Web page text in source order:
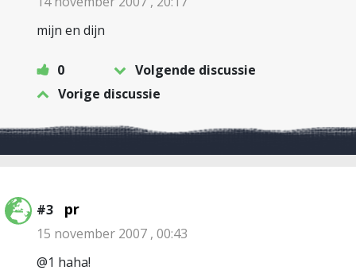
mijn en dijn
0
Volgende discussie
Vorige discussie
#3 pr
15 november 2007 , 00:43
@1 haha!